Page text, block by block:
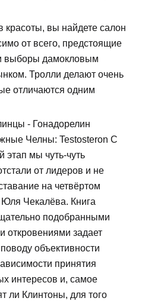
красоты, вы найдете салон
от всего, предстоящие
выборы дамокловым
Тролли делают очень
отличаются одним
- Гонадорелин
Челны: Testosteron C
этап мы чуть-чуть
от лидеров и не
на четвёртом
Чекалёва. Книга
подобранными
откровениями задает
объективности
принятия
интересов и, самое
ли Клинтоны, для того